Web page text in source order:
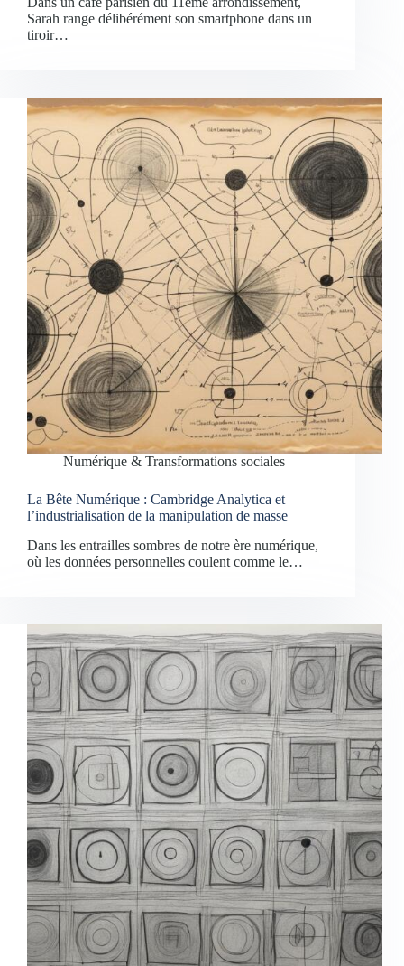
Sarah range délibérément son smartphone dans un
tiroir…
Numérique & Transformations sociales
La Bête Numérique : Cambridge Analytica et
l’industrialisation de la manipulation de masse
Dans les entrailles sombres de notre ère numérique,
où les données personnelles coulent comme le…